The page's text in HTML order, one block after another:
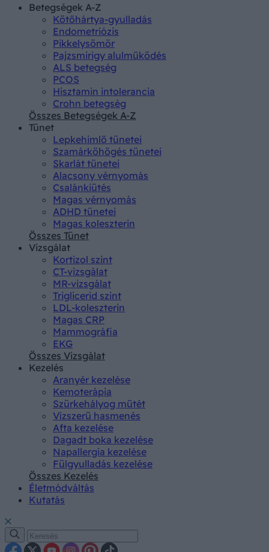
Betegségek A-Z
Kötőhártya-gyulladás
Endometriózis
Pikkelysömör
Pajzsmirigy alulműködés
ALS betegség
PCOS
Hisztamin intolerancia
Crohn betegség
Összes Betegségek A-Z
Tünet
Lepkehimlő tünetei
Szamárköhögés tünetei
Skarlát tünetei
Alacsony vérnyomás
Csalánkiütés
Magas vérnyomás
ADHD tünetei
Magas koleszterin
Összes Tünet
Vizsgálat
Kortizol szint
CT-vizsgálat
MR-vizsgálat
Triglicerid szint
LDL-koleszterin
Magas CRP
Mammográfia
EKG
Összes Vizsgálat
Kezelés
Aranyér kezelése
Kemoterápia
Szürkehályog műtét
Vízszerű hasmenés
Afta kezelése
Dagadt boka kezelése
Napallergia kezelése
Fülgyulladás kezelése
Összes Kezelés
Életmódváltás
Kutatás